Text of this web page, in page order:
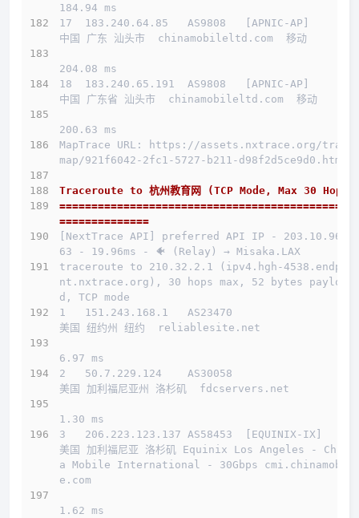
184.94 ms
17  183.240.64.85   AS9808   [APNIC-AP]
中国 广东 汕头市  chinamobileltd.com  移动
204.08 ms
18  183.240.65.191  AS9808   [APNIC-AP]
中国 广东省 汕头市  chinamobileltd.com  移动
200.63 ms
MapTrace URL: https://assets.nxtrace.org/trace
map/921f6042-2fc1-5727-b211-d98f2d5ce9d0.html
Traceroute to 杭州教育网 (TCP Mode, Max 30 Hop)
==============================================
==============
[NextTrace API] preferred API IP - 203.10.96.1
63 - 19.96ms - 🐠 (Relay) → Misaka.LAX
traceroute to 210.32.2.1 (ipv4.hgh-4538.endpoi
nt.nxtrace.org), 30 hops max, 52 bytes payloa
d, TCP mode
1   151.243.168.1   AS23470
美国 纽约州 纽约  reliablesite.net
6.97 ms
2   50.7.229.124    AS30058
美国 加利福尼亚州 洛杉矶  fdcservers.net
1.30 ms
3   206.223.123.137 AS58453  [EQUINIX-IX]
美国 加利福尼亚 洛杉矶 Equinix Los Angeles - Chin
a Mobile International - 30Gbps cmi.chinamobil
e.com
1.62 ms